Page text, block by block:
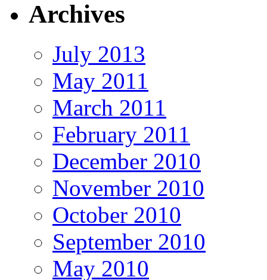
Archives
July 2013
May 2011
March 2011
February 2011
December 2010
November 2010
October 2010
September 2010
May 2010